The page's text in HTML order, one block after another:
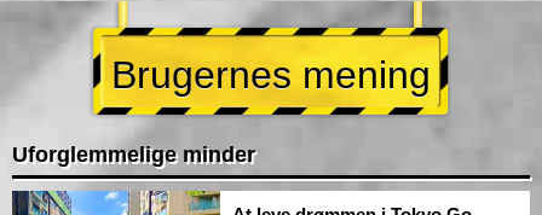
Brugernes mening
Uforglemmelige minder